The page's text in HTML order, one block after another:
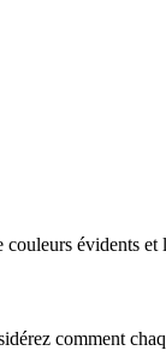
évidents
comment